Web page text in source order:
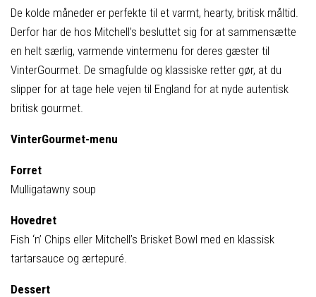
De kolde måneder er perfekte til et varmt, hearty, britisk måltid.
Derfor har de hos Mitchell’s besluttet sig for at sammensætte
en helt særlig, varmende vintermenu for deres gæster til
VinterGourmet. De smagfulde og klassiske retter gør, at du
slipper for at tage hele vejen til England for at nyde autentisk
britisk gourmet.
VinterGourmet-menu
Forret
Mulligatawny soup
Hovedret
Fish ‘n’ Chips eller Mitchell’s Brisket Bowl med en klassisk
tartarsauce og ærtepuré.
Dessert